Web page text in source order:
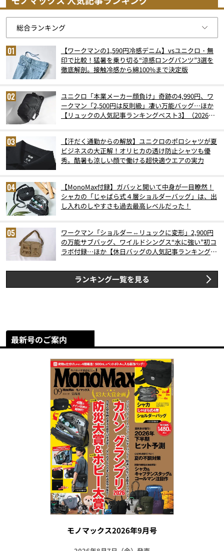
【ワークマンの1,590円冷感デニム】vsユニクロ・無
印で比較！猛暑を乗り切る“涼感ロングパンツ”3選を
徹底解剖。接触冷感から綿100%まで決定版
ユニクロ「本業メーカー顔負け」奇跡の4,990円、ワ
ークマン「2,500円は反則級」凄い万能バッグ…ほか
【リュックの人気記事ランキングベスト3】（2026年
【汗だく通勤からの解放】ユニクロのポロシャツが夏
ビジネスの大正解！オリヒカの透け防止シャツも優
秀。酷暑も涼しい顔で働ける超快適ウエアの実力
【MonoMax付録】ガバッと開いて中身が一目瞭然！
シャカの「じゃばら式４層ショルダーバッグ」は、出
し入れのしやすさも過去最高レベルだった！
ワークマン「ショルダー⇔リュックに変形」2,900円
の万能サブバッグ、ワイルドシングス“水に強い”初コ
ラボ付録…ほか【休日バッグの人気記事ランキングベ
ランキング一覧を見る
最新号のご案内
モノマックス2026年9月号